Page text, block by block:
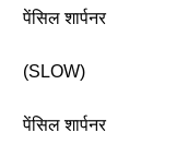
पेंसिल शार्पनर
(SLOW)
पेंसिल शार्पनर